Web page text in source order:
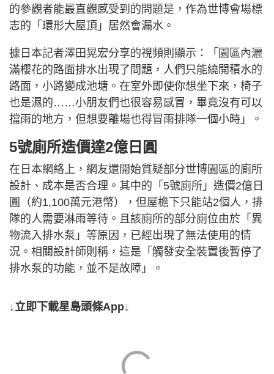
的參觀者能最直觀感受到的問題是，作為世博會場標
志的「環形大屋頂」居然會漏水。
據日本記者澤田晃宏分享的視頻則顯示：「園區內灑
滿櫻花的路面排水出現了問題，人們只能繞開積水的
路面，小路變成池塘。在室外即使你想坐下來，椅子
也是濕的……小朋友們也很容易感冒，畢竟沒有可以
擋雨的地方，但想要離場也得冒雨排隊一個小時」。
5號廁所造價達2億日圓
在日本網絡上，網友還開始質疑部分世博園區的廁所
設計、成本是否合理。其中的「5號廁所」造價2億日
圓（約1,100萬元港幣），但屋檐下只能站2個人，排
隊的人需要淋雨等待。且該廁所的部分廁位由於「異
物流入排水泵」等原因，已經出現了無法使用的情
況。相關設計師則稱，這是「觸發安全裝置後暫停了
排水泵的功能，並不是故障」。
↓立即下載星島頭條App↓